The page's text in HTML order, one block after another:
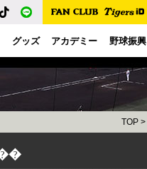
グッズ アカデミー 野球振興
TOP >